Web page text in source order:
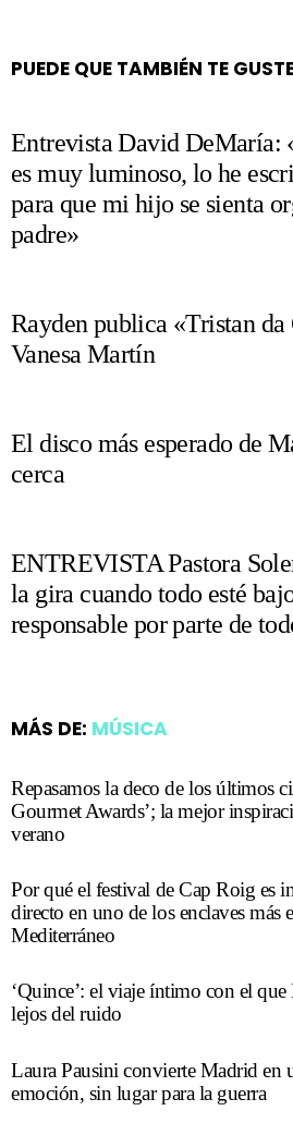
PUEDE QUE TAMBIÉN TE
Entrevista David DeMaría:
es muy luminoso, lo he
para que mi hijo se sienta
padre»
Rayden publica «Tristan da
Vanesa Martín
El disco más esperado de
cerca
ENTREVISTA Pastora
la gira cuando todo esté
responsable por parte de
MÁS DE: MÚSICA
Repasamos la deco de los últimos
Gourmet Awards’; la mejor
verano
Por qué el festival de Cap Roig es
directo en uno de los enclaves más
Mediterráneo
‘Quince’: el viaje íntimo con el
lejos del ruido
Laura Pausini convierte Madrid en
emoción, sin lugar para la guerra